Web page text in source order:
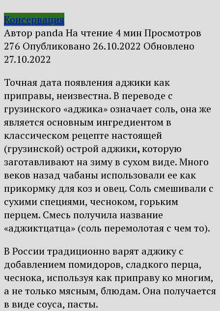
Консервация
Автор pandaНа чтение 4 минПросмотров
276 Опубликовано 26.10.2022 Обновлено
27.10.2022
Точная дата появления аджики как
приправы, неизвестна. В переводе с
грузинского «аджика» означает соль, она же
является основным ингредиентом в
классическом рецепте настоящей
(грузинской) острой аджики,которую
заготавливают на зиму в сухом виде. Много
веков назад чабаны использовали ее как
прикормку для коз и овец. Соль смешивали с
сухими специями, чесноком, горьким
перцем. Смесь получила название
«аджиктцатца» (соль перемолотая с чем то).
В России традиционно варят аджику с
добавлением помидоров, сладкого перца,
чеснока, используя как приправу ко многим,
а не только мясным, блюдам. Она получается
в виде соуса, пасты.